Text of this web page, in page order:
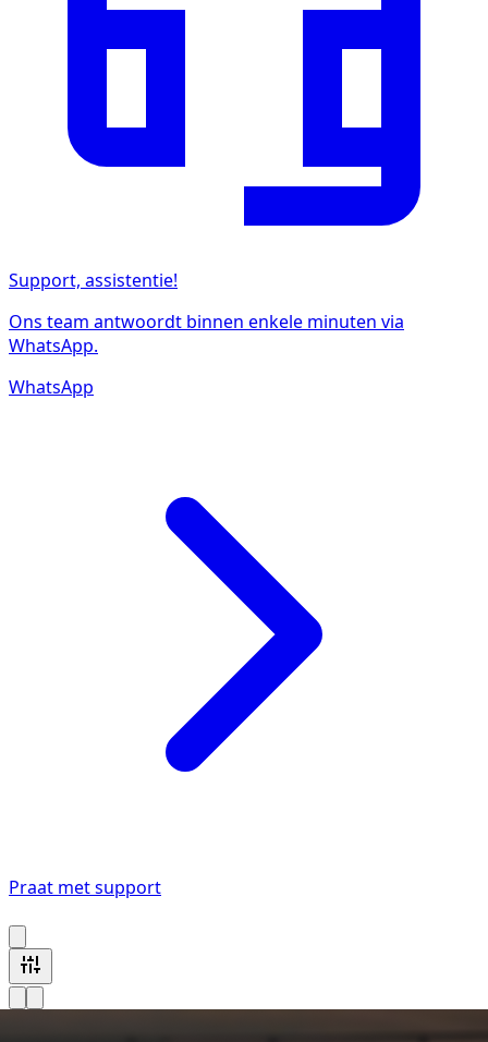
Support, assistentie!
Ons team antwoordt binnen enkele minuten via
WhatsApp.
WhatsApp
Praat met support